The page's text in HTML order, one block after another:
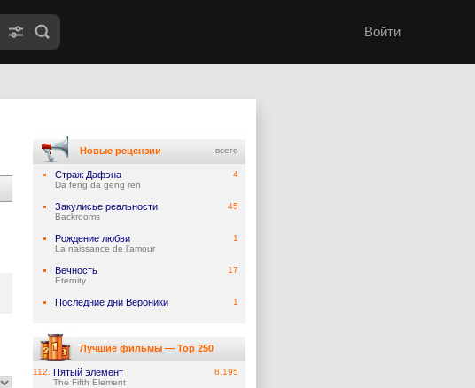
Войти
Новые рецензии всего
Страж Дафэна
Da feng da geng ren
4
Закулисье реальности
Backrooms
45
Рождение любви
La naissance de l'amour
1
Вечность
Eternity
17
Последние дни Вероники 1
Лучшие фильмы — Top 250
112. Пятый элемент
The Fifth Element
8.195